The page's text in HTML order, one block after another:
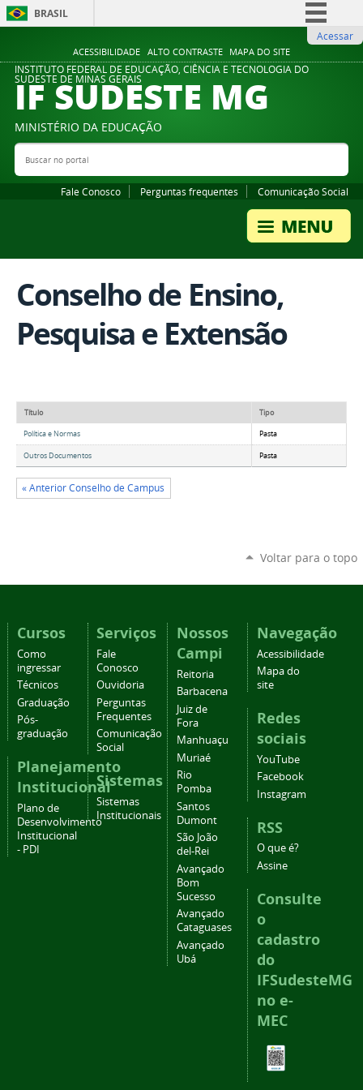
ACESSIBILIDADE ALTO CONTRASTE MAPA DO SITE
BRASIL
Comunica BR
Participe
Legislação
Acessar
INSTITUTO FEDERAL DE EDUCAÇÃO, CIÊNCIA E TECNOLOGIA DO
SUDESTE DE MINAS GERAIS
IF SUDESTE MG
MINISTÉRIO DA EDUCAÇÃO
Buscar no portal
Fale Conosco Perguntas frequentes Comunicação Social
Conselho de Ensino,
Pesquisa e Extensão
Título Tipo
Política e Normas Pasta
Outros Documentos Pasta
« Anterior Conselho de Campus
Voltar para o topo
Cursos
Como
ingressar
Técnicos
Graduação
Pós-
graduação
Planejamento
Institucional
Plano de
Desenvolvimento
Institucional
- PDI
Serviços
Fale
Conosco
Ouvidoria
Perguntas
Frequentes
Comunicação
Social
Sistemas
Sistemas
Institucionais
Nossos
Campi
Reitoria
Barbacena
Juiz de
Fora
Manhuaçu
Muriaé
Rio
Pomba
Santos
Dumont
São João
del-Rei
Avançado
Bom
Sucesso
Avançado
Cataguases
Avançado
Ubá
Navegação
Acessibilidade
Mapa do
site
Redes
sociais
YouTube
Facebook
Instagram
RSS
O que é?
Assine
Consulte
o
cadastro
do
IFSudesteMG
no e-
MEC